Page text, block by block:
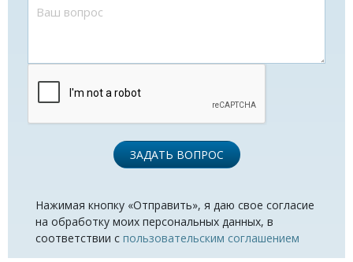
ЗАДАТЬ ВОПРОС
Нажимая кнопку «Отправить», я даю свое согласие
на обработку моих персональных данных, в
соответствии с пользовательским соглашением